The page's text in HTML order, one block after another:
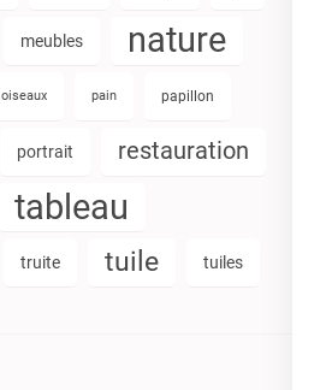
meubles nature
oiseaux pain papillon
portrait restauration
tableau
truite tuile tuiles